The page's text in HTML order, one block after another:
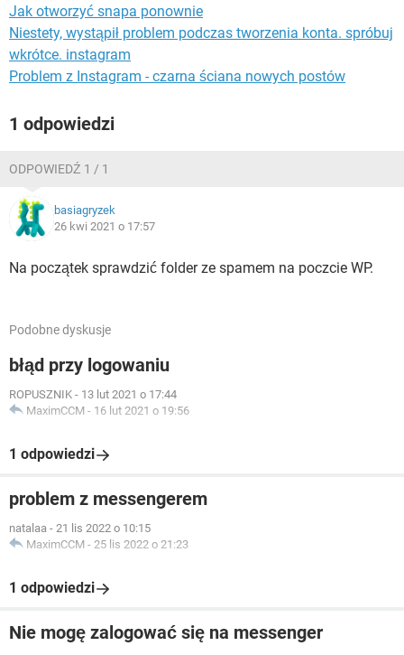
Jak otworzyć snapa ponownie
Niestety, wystąpił problem podczas tworzenia konta. spróbuj
wkrótce. instagram
Problem z Instagram - czarna ściana nowych postów
1 odpowiedzi
ODPOWIEDŹ 1 / 1
basiagryzek
26 kwi 2021 o 17:57
Na początek sprawdzić folder ze spamem na poczcie WP.
Podobne dyskusje
błąd przy logowaniu
ROPUSZNIK - 13 lut 2021 o 17:44
MaximCCM - 16 lut 2021 o 19:56
1 odpowiedzi
problem z messengerem
natalaa - 21 lis 2022 o 10:15
MaximCCM - 25 lis 2022 o 21:23
1 odpowiedzi
Nie mogę zalogować się na messenger